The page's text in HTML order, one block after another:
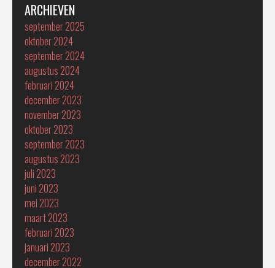
ARCHIEVEN
september 2025
oktober 2024
september 2024
augustus 2024
februari 2024
december 2023
november 2023
oktober 2023
september 2023
augustus 2023
juli 2023
juni 2023
mei 2023
maart 2023
februari 2023
januari 2023
december 2022